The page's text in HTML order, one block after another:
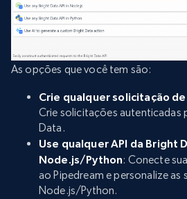
As opções que você tem são:
Crie qualquer solicitação
Crie solicitações autenticadas
Data.
Use qualquer API da Bright
Node.js/Python: Conecte
ao Pipedream e personalize as
Node.js/Python.